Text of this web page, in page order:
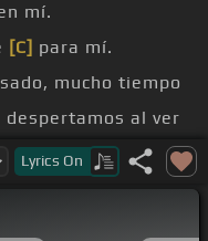
mí.
[C] para mí.
mucho tiempo
despertamos al ver
Lyrics On